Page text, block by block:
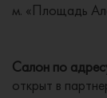
м. «Площадь
Салон по
открыт в